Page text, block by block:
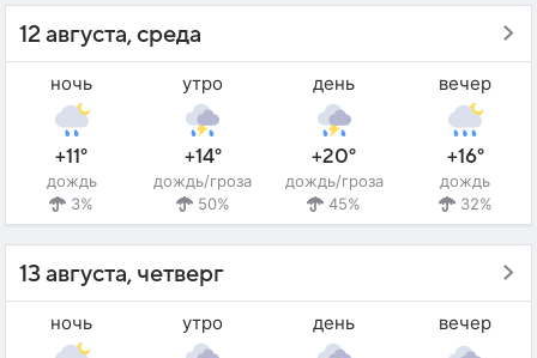
12 августа, среда
ночь
+11°
дождь
3%
утро
+14°
дождь/гроза
50%
день
+20°
дождь/гроза
45%
вечер
+16°
дождь
32%
13 августа, четверг
ночь утро день вечер